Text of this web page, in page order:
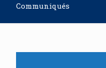
Communiqués